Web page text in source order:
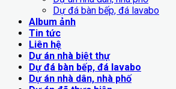
Dự đá bàn bếp, đá lavabo
Album ảnh
Tin tức
Liên hệ
Dự án nhà biệt thự
Dự đá bàn bếp, đá lavabo
Dự án nhà dân, nhà phố